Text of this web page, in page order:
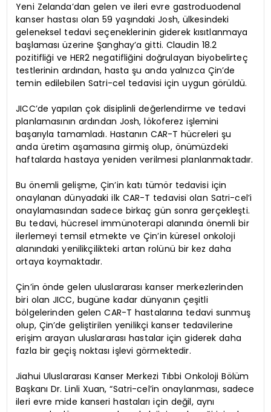
Yeni Zelanda’dan gelen ve ileri evre gastroduodenal
kanser hastası olan 59 yaşındaki Josh, ülkesindeki
geleneksel tedavi seçeneklerinin giderek kısıtlanmaya
başlaması üzerine Şanghay’a gitti. Claudin 18.2
pozitifliği ve HER2 negatifliğini doğrulayan biyobelirteç
testlerinin ardından, hasta şu anda yalnızca Çin’de
temin edilebilen Satri-cel tedavisi için uygun görüldü.
JICC’de yapılan çok disiplinli değerlendirme ve tedavi
planlamasının ardından Josh, lökoferez işlemini
başarıyla tamamladı. Hastanın CAR-T hücreleri şu
anda üretim aşamasına girmiş olup, önümüzdeki
haftalarda hastaya yeniden verilmesi planlanmaktadır.
Bu önemli gelişme, Çin’in katı tümör tedavisi için
onaylanan dünyadaki ilk CAR-T tedavisi olan Satri-cel’i
onaylamasından sadece birkaç gün sonra gerçekleşti.
Bu tedavi, hücresel immünoterapi alanında önemli bir
ilerlemeyi temsil etmekte ve Çin’in küresel onkoloji
alanındaki yenilikçilikteki artan rolünü bir kez daha
ortaya koymaktadır.
Çin’in önde gelen uluslararası kanser merkezlerinden
biri olan JICC, bugüne kadar dünyanın çeşitli
bölgelerinden gelen CAR-T hastalarına tedavi sunmuş
olup, Çin’de geliştirilen yenilikçi kanser tedavilerine
erişim arayan uluslararası hastalar için giderek daha
fazla bir geçiş noktası işlevi görmektedir.
Jiahui Uluslararası Kanser Merkezi Tıbbi Onkoloji Bölüm
Başkanı Dr. Linli Xuan, “Satri-cel’in onaylanması, sadece
ileri evre mide kanseri hastaları için değil, aynı